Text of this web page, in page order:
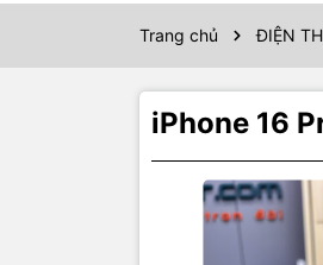
Trang chủ ĐIỆN
iPhone 16